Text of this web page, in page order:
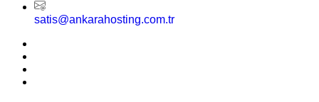
satis@ankarahosting.com.tr